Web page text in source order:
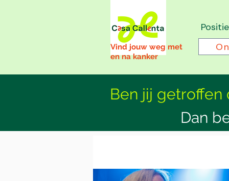
Vind jouw weg met
en na kanker
Ben jij getroffen
Dan